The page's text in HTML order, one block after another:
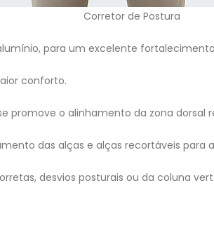
Corretor de Postura
para um excelente
conforto.
promove o alinhamento da zona dorsal
das alças e alças recortáveis para
desvios posturais ou da coluna